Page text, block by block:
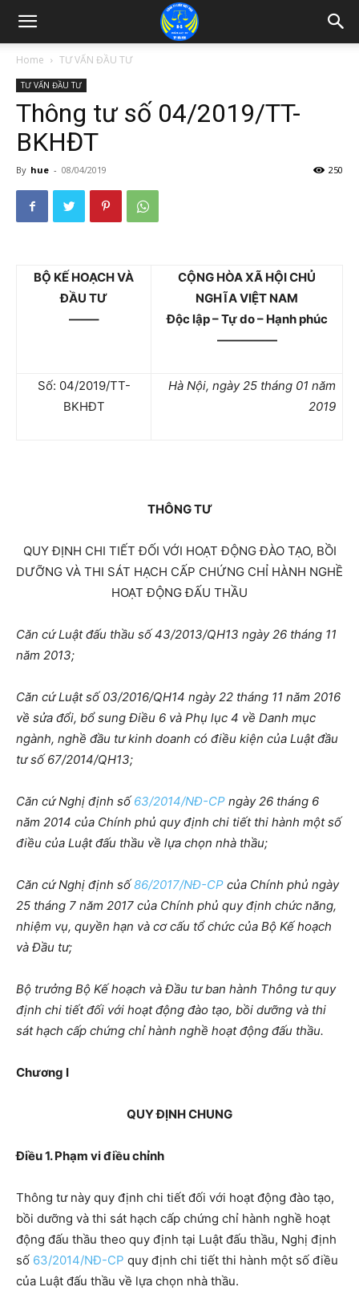
Home TƯ VẤN ĐẦU TƯ
TƯ VẤN ĐẦU TƯ
Thông tư số 04/2019/TT-
BKHĐT
By hue - 08/04/2019 250
BỘ KẾ HOẠCH VÀ
ĐẦU TƯ
——–
CỘNG HÒA XÃ HỘI CHỦ
NGHĨA VIỆT NAM
Độc lập – Tự do – Hạnh phúc
—————
Số: 04/2019/TT-
BKHĐT
Hà Nội, ngày 25 tháng 01 năm
2019
THÔNG TƯ
QUY ĐỊNH CHI TIẾT ĐỐI VỚI HOẠT ĐỘNG ĐÀO TẠO, BỒI
DƯỠNG VÀ THI SÁT HẠCH CẤP CHỨNG CHỈ HÀNH NGHỀ
HOẠT ĐỘNG ĐẤU THẦU
Căn cứ Luật đấu thầu số 43/2013/QH13 ngày 26 tháng 11
năm 2013;
Căn cứ Luật số 03/2016/QH14 ngày 22 tháng 11 năm 2016
về sửa đổi, bổ sung Điều 6 và Phụ lục 4 về Danh mục
ngành, nghề đầu tư kinh doanh có điều kiện của Luật đầu
tư số 67/2014/QH13;
Căn cứ Nghị định số63/2014/NĐ-CP ngày 26 tháng 6
năm 2014 của Chính phủ quy định chi tiết thi hành một số
điều của Luật đấu thầu về lựa chọn nhà thầu;
Căn cứ Nghị định số86/2017/NĐ-CP của Chính phủ ngày
25 tháng 7 năm 2017 của Chính phủ quy định chức năng,
nhiệm vụ, quyền hạn và cơ cấu tổ chức của Bộ Kế hoạch
và Đầu tư;
Bộ trưởng Bộ Kế hoạch và Đầu tư ban hành Thông tư quy
định chi tiết đối với hoạt động đào tạo, bồi dưỡng và thi
sát hạch cấp chứng chỉ hành nghề hoạt động đấu thầu.
Chương I
QUY ĐỊNH CHUNG
Điều 1. Phạm vi điều chỉnh
Thông tư này quy định chi tiết đối với hoạt động đào tạo,
bồi dưỡng và thi sát hạch cấp chứng chỉ hành nghề hoạt
động đấu thầu theo quy định tại Luật đấu thầu, Nghị định
số 63/2014/NĐ-CP quy định chi tiết thi hành một số điều
của Luật đấu thầu về lựa chọn nhà thầu.